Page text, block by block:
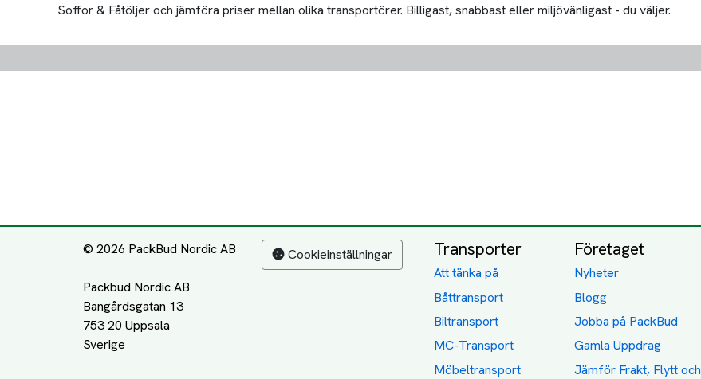
Soffor & Fåtöljer och jämföra priser mellan olika transportörer. Billigast, snabbast eller miljövänligast - du väljer.
© 2026 PackBud Nordic AB
Packbud Nordic AB
Bangårdsgatan 13
753 20 Uppsala
Cookieinställningar Transporter
Att tänka på
Båttransport
Biltransport
MC-Transport
Möbeltransport
Företaget
Nyheter
Blogg
Jobba på PackBud
Gamla Uppdrag
Jämför Frakt, Flytt och